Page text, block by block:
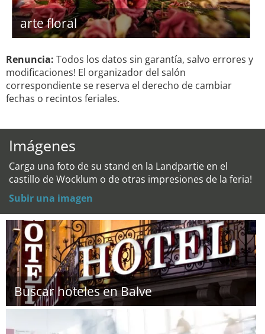
arte floral
Renuncia: Todos los datos sin garantía, salvo errores y
modificaciones! El organizador del salón
correspondiente se reserva el derecho de cambiar
fechas o recintos feriales.
Imágenes
Carga una foto de su stand en la Landpartie en el
castillo de Wocklum o de otras impresiones de la feria!
Subir una imagen
Buscar hoteles en Balve